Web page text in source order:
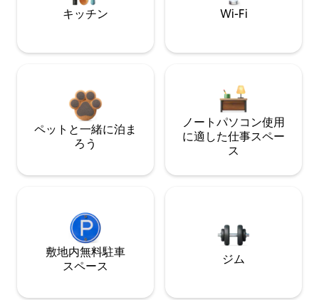
キッチン Wi-Fi
ペットと一緒に泊ま
ろう
ノートパソコン使用
に適した仕事スペー
ス
敷地内無料駐⁠車
ス⁠ペ⁠ー⁠ス
ジム